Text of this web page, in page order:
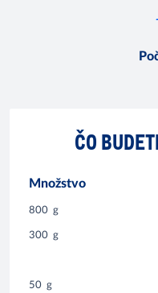
ČO
Množstvo
800 g
300 g
50 g